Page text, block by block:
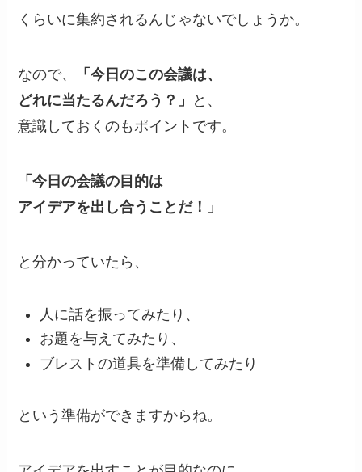
くらいに集約されるんじゃないでしょうか。
なので、
「今日のこの会議は、
どれに当たるんだろう？」
と、
意識しておくのもポイントです。
「今日の会議の目的は
アイデアを出し合うことだ！」
と分かっていたら、
人に話を振ってみたり、
お題を与えてみたり、
ブレストの道具を準備してみたり
という準備ができますからね。